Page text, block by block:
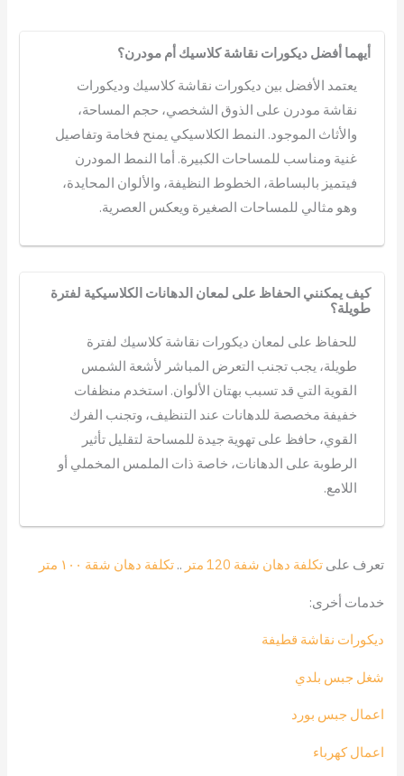
أيهما أفضل ديكورات نقاشة كلاسيك أم مودرن؟
يعتمد الأفضل بين ديكورات نقاشة كلاسيك وديكورات
نقاشة مودرن على الذوق الشخصي، حجم المساحة،
والأثاث الموجود. النمط الكلاسيكي يمنح فخامة وتفاصيل
غنية ومناسب للمساحات الكبيرة. أما النمط المودرن
فيتميز بالبساطة، الخطوط النظيفة، والألوان المحايدة،
وهو مثالي للمساحات الصغيرة ويعكس العصرية.
كيف يمكنني الحفاظ على لمعان الدهانات الكلاسيكية لفترة
طويلة؟
للحفاظ على لمعان ديكورات نقاشة كلاسيك لفترة
طويلة، يجب تجنب التعرض المباشر لأشعة الشمس
القوية التي قد تسبب بهتان الألوان. استخدم منظفات
خفيفة مخصصة للدهانات عند التنظيف، وتجنب الفرك
القوي، حافظ على تهوية جيدة للمساحة لتقليل تأثير
الرطوبة على الدهانات، خاصة ذات الملمس المخملي أو
اللامع.
تعرف علىتكلفة دهان شفة 120 متر ..تكلفة دهان شقة ١٠٠ متر
خدمات أخرى:
ديكورات نقاشة قطيفة
شغل جبس بلدي
اعمال جبس بورد
اعمال كهرباء